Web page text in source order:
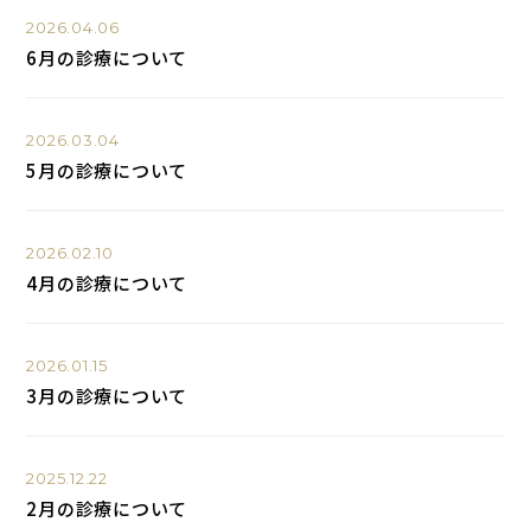
2026.04.06
6月の診療について
2026.03.04
5月の診療について
2026.02.10
4月の診療について
2026.01.15
3月の診療について
2025.12.22
2月の診療について